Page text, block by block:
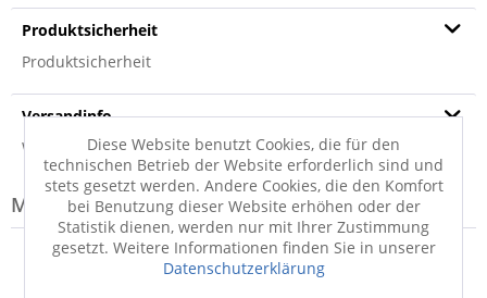
Produktsicherheit
Produktsicherheit
Versandinfo
Weitere Informationen zum Versand...
Modell-Familie: TENDER
Diese Website benutzt Cookies, die für den
technischen Betrieb der Website erforderlich sind und
stets gesetzt werden. Andere Cookies, die den Komfort
bei Benutzung dieser Website erhöhen oder der
Statistik dienen, werden nur mit Ihrer Zustimmung
gesetzt. Weitere Informationen finden Sie in unserer
Datenschutzerklärung